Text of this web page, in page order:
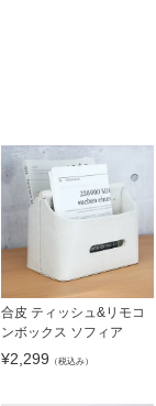
合皮 ティッシュ&リモコ
ンボックス ソフィア
¥2,299 （税込み）